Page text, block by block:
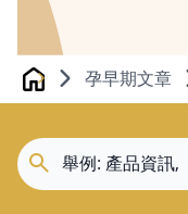
Home 孕早期文章